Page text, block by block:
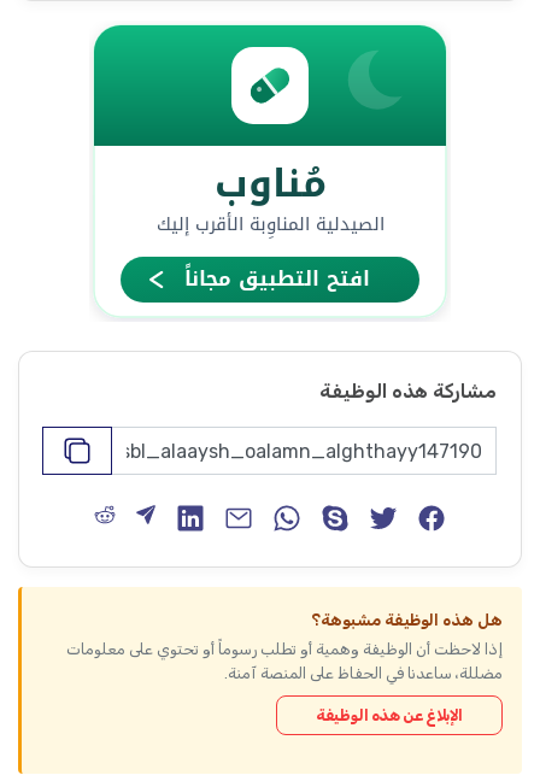
مشاركة هذه الوظيفة
هل هذه الوظيفة مشبوهة؟
إذا لاحظت أن الوظيفة وهمية أو تطلب رسوماً أو تحتوي على معلومات
مضللة، ساعدنا في الحفاظ على المنصة آمنة.
الإبلاغ عن هذه الوظيفة